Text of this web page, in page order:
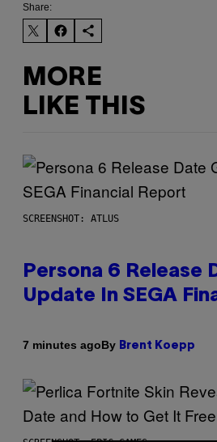
Share:
MORE
LIKE THIS
SCREENSHOT: ATLUS
Persona 6 Release
Update In SEGA
7 minutes agoBy Brent Koepp